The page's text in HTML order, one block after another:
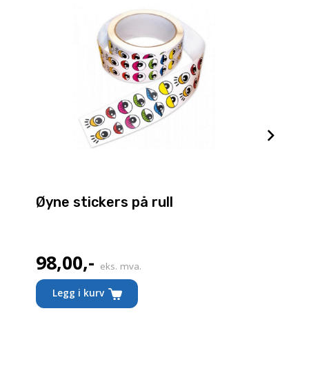
Øyne stickers på rull
98,00,- eks. mva.
Legg i kurv